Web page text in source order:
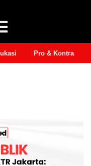
Pro & Kontra